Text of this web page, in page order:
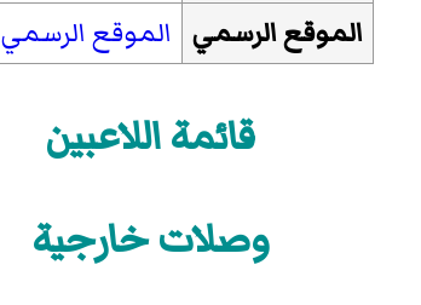
الموقع الرسمي الموقع الرسمي
قائمة اللاعبين
وصلات خارجية